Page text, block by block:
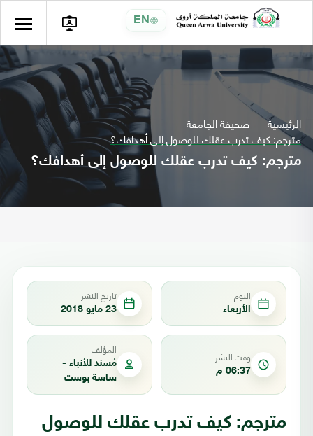
EN
الرئيسية صحيفة الجامعة
مترجم: كيف تدرب عقلك للوصول إلى أهدافك؟
مترجم: كيف تدرب عقلك للوصول إلى أهدافك؟
اليوم
الأربعاء
تاريخ النشر
23 مايو 2018
وقت النشر
06:37 م
المؤلف
مُسند للأنباء -
ساسة بوست
مترجم: كيف تدرب عقلك للوصول